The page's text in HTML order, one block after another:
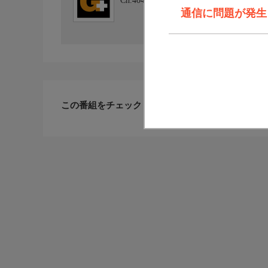
通信に問題が発
この番組をチェックした人が見ている番組